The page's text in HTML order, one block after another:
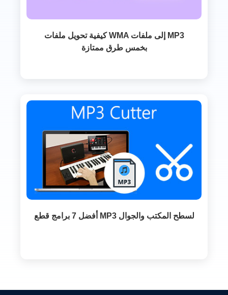
كيفية تحويل ملفات WMA إلى ملفات MP3
بخمس طرق ممتازة
أفضل 7 برامج قطع MP3 لسطح المكتب والجوال